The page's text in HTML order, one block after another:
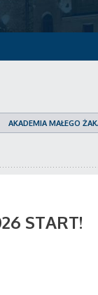
AKADEMIA MAŁEGO
START!